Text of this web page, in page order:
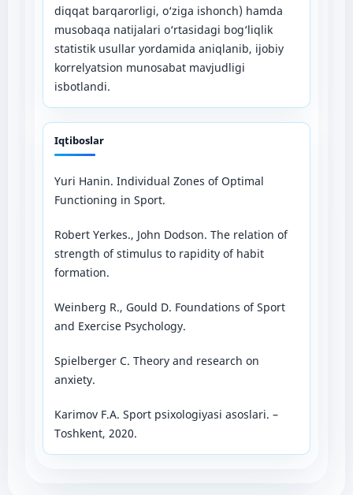
diqqat barqarorligi, o‘ziga ishonch) hamda
musobaqa natijalari o‘rtasidagi bog‘liqlik
statistik usullar yordamida aniqlanib, ijobiy
korrelyatsion munosabat mavjudligi
isbotlandi.
Iqtiboslar
Yuri Hanin. Individual Zones of Optimal
Functioning in Sport.
Robert Yerkes., John Dodson. The relation of
strength of stimulus to rapidity of habit
formation.
Weinberg R., Gould D. Foundations of Sport
and Exercise Psychology.
Spielberger C. Theory and research on
anxiety.
Karimov F.A. Sport psixologiyasi asoslari. –
Toshkent, 2020.